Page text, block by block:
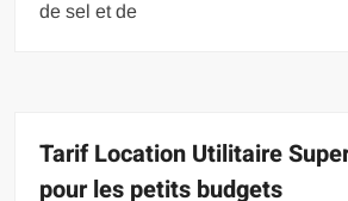
de sel et de
Tarif Location Utilitaire
pour les petits budgets